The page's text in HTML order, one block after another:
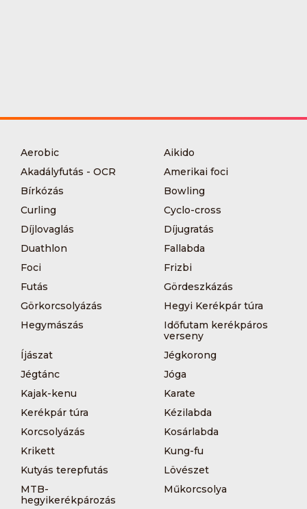
Aerobic
Aikido
Akadályfutás - OCR
Amerikai foci
Bírkózás
Bowling
Curling
Cyclo-cross
Díjlovaglás
Díjugratás
Duathlon
Fallabda
Foci
Frizbi
Futás
Gördeszkázás
Görkorcsolyázás
Hegyi Kerékpár túra
Hegymászás
Időfutam kerékpáros
verseny
Íjászat
Jégkorong
Jégtánc
Jóga
Kajak-kenu
Karate
Kerékpár túra
Kézilabda
Korcsolyázás
Kosárlabda
Krikett
Kung-fu
Kutyás terepfutás
Lövészet
MTB-
hegyikerékpározás
Műkorcsolya